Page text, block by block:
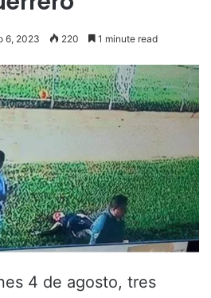
6, 2023 220 1 minute read
4 de agosto, tres